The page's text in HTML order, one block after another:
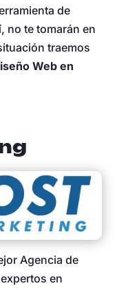
de
no te tomarán en
traemos
Web en
Agencia de
en